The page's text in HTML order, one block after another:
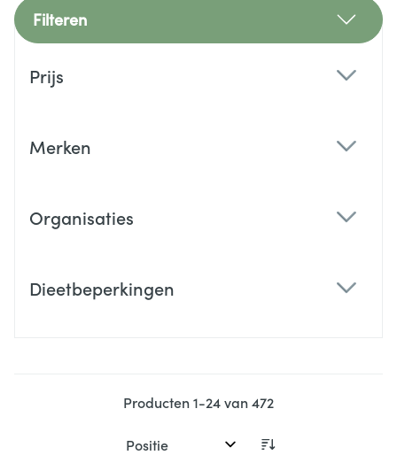
Filteren
Prijs
Merken
Organisaties
Dieetbeperkingen
Producten1-24van472